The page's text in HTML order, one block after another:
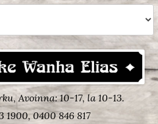
Avoinna: 10-17, la 10-13.
1900, 0400 846 817